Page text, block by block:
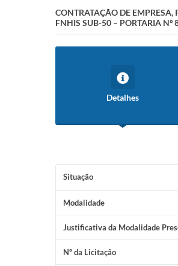
CONTRATAÇÃO DE
FNHIS SUB-50 – PORTARIA Nº
Detalhes
Situação
Modalidade
Justificativa da Modalidade
Nº da Licitação